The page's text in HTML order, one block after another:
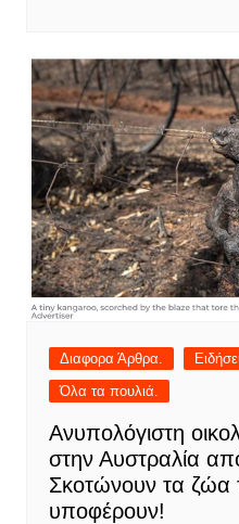
Διαφορα Άρθρα.
Όλα τα πουλιά.
Ανυπολόγιστη
στην Αυστραλία
Σκοτώνουν τα ζώα
υποφέρουν!